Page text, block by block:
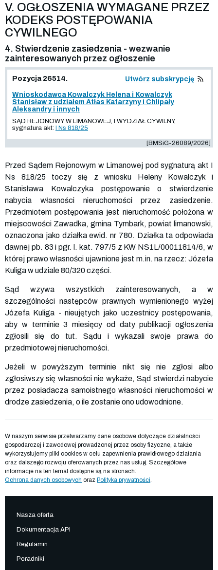
V. OGŁOSZENIA WYMAGANE PRZEZ
KODEKS POSTĘPOWANIA
CYWILNEGO
4. Stwierdzenie zasiedzenia - wezwanie
zainteresowanych przez ogłoszenie
Pozycja 26514. Utwórz subskrypcję
Wnioskodawca Kowalczyk Helena i Kowalczyk
Stanisław z udziałem Atłas Katarzyny i Chlipały
Aleksandry i innych
SĄD REJONOWY W LIMANOWEJ, I WYDZIAŁ CYWILNY,
sygnatura akt: I Ns 818/25
[BMSiG-26089/2026]
Przed Sądem Rejonowym w Limanowej pod sygnaturą akt I
Ns 818/25 toczy się z wniosku Heleny Kowalczyk i
Stanisława Kowalczyka postępowanie o stwierdzenie
nabycia własności nieruchomości przez zasiedzenie.
Przedmiotem postępowania jest nieruchomość położona w
miejscowości Zawadka, gmina Tymbark, powiat limanowski,
oznaczona jako działka ewid. nr 780. Działka ta odpowiada
dawnej pb. 83 i pgr. l. kat. 797/5 z KW NS1L/00011814/6, w
której prawo własności ujawnione jest m.in. na rzecz: Józefa
Kuliga w udziale 80/320 części.
Sąd wzywa wszystkich zainteresowanych, a w
szczególności następców prawnych wymienionego wyżej
Józefa Kuliga - nieujętych jako uczestnicy postępowania,
aby w terminie 3 miesięcy od daty publikacji ogłoszenia
zgłosili się do tut. Sądu i wykazali swoje prawa do
przedmiotowej nieruchomości.
Jeżeli w powyższym terminie nikt się nie zgłosi albo
zgłosiwszy się własności nie wykaże, Sąd stwierdzi nabycie
przez posiadacza samoistnego własności nieruchomości w
drodze zasiedzenia, o ile zostanie ono udowodnione.
W naszym serwisie przetwarzamy dane osobowe dotyczące działalności
gospodarczej i zawodowej prowadzonej przez osoby fizyczne, a także
wykorzystujemy pliki cookies w celu zapewnienia prawidłowego działania
oraz dalszego rozwoju oferowanych przez nas usług. Szczegółowe
informacje na ten temat dostępne są na stronach:
Ochrona danych osobowych oraz Polityka prywatności
Nasza oferta
Dokumentacja API
Regulamin
Poradniki